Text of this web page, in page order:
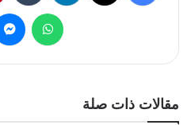
مقالات ذات صلة